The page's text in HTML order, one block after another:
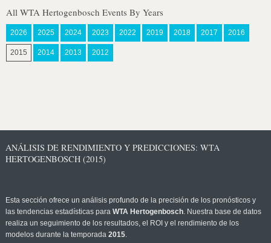
All WTA Hertogenbosch Events By Years
2026 2025 2024 2023 2022 2019 2018 2017 2016
2015 2014 2013 2012
ANÁLISIS DE RENDIMIENTO Y PREDICCIONES: WTA
HERTOGENBOSCH (2015)
Esta sección ofrece un análisis profundo de la precisión de los pronósticos y
las tendencias estadísticas para WTA Hertogenbosch. Nuestra base de datos
realiza un seguimiento de los resultados, el ROI y el rendimiento de los
modelos durante la temporada 2015.